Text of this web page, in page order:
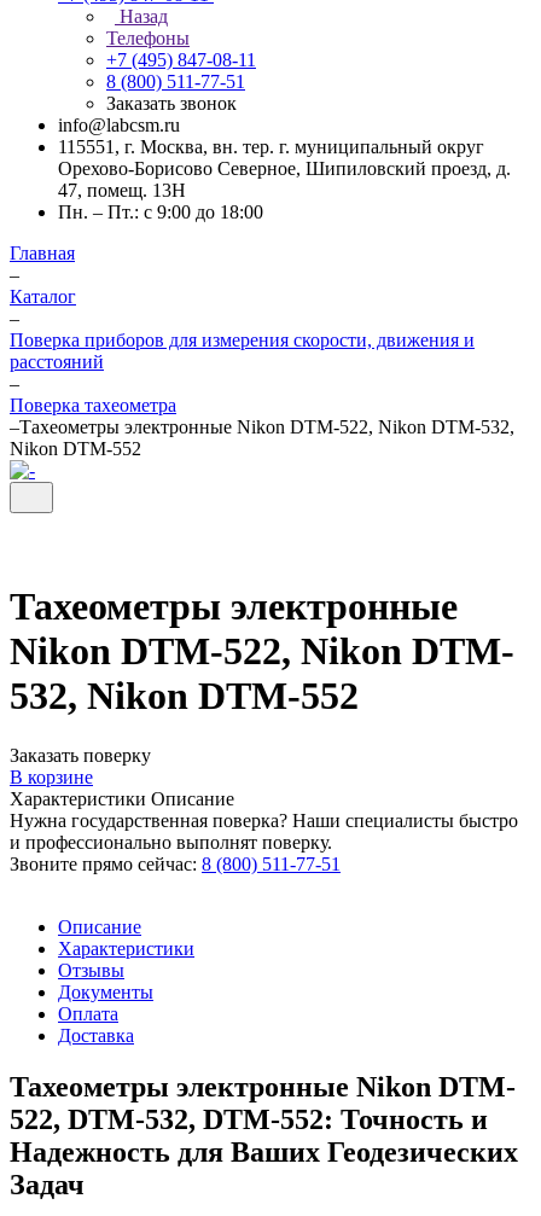
Назад
Телефоны
+7 (495) 847-08-11
8 (800) 511-77-51
Заказать звонок
info@labcsm.ru
115551, г. Москва, вн. тер. г. муниципальный округ
Орехово-Борисово Северное, Шипиловский проезд, д.
47, помещ. 13Н
Пн. – Пт.: с 9:00 до 18:00
Главная
–
Каталог
–
Поверка приборов для измерения скорости, движения и
расстояний
–
Поверка тахеометра
–Тахеометры электронные Nikon DTM-522, Nikon DTM-532,
Nikon DTM-552
Тахеометры электронные
Nikon DTM-522, Nikon DTM-
532, Nikon DTM-552
Заказать поверку
В корзине
Характеристики Описание
Нужна государственная поверка? Наши специалисты быстро
и профессионально выполнят поверку.
Звоните прямо сейчас: 8 (800) 511-77-51
Описание
Характеристики
Отзывы
Документы
Оплата
Доставка
Тахеометры электронные Nikon DTM-
522, DTM-532, DTM-552: Точность и
Надежность для Ваших Геодезических
Задач